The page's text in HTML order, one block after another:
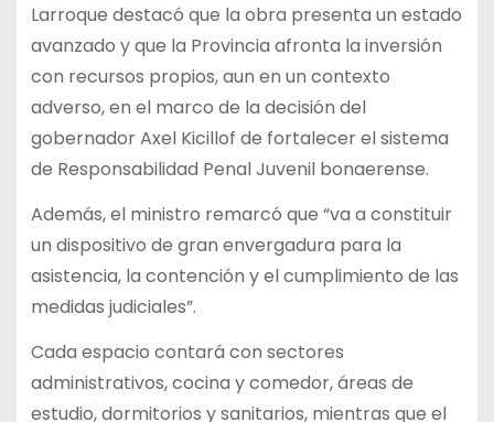
Larroque destacó que la obra presenta un estado
avanzado y que la Provincia afronta la inversión
con recursos propios, aun en un contexto
adverso, en el marco de la decisión del
gobernador Axel Kicillof de fortalecer el sistema
de Responsabilidad Penal Juvenil bonaerense.
Además, el ministro remarcó que “va a constituir
un dispositivo de gran envergadura para la
asistencia, la contención y el cumplimiento de las
medidas judiciales”.
Cada espacio contará con sectores
administrativos, cocina y comedor, áreas de
estudio, dormitorios y sanitarios, mientras que el